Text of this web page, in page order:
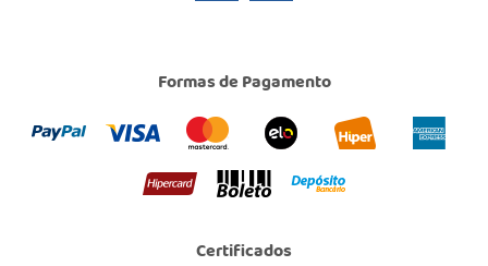
Formas de Pagamento
Certificados